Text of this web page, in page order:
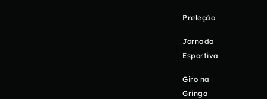
Preleção
Jornada
Esportiva
Giro na
Gringa